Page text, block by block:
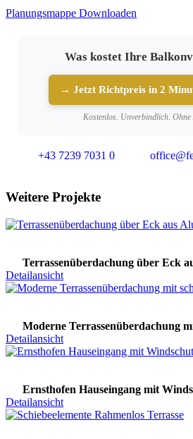
Planungsmappe Downloaden
Was kostet Ihre
→ Jetzt Richtpreis in 2
Kostenlos. Unverbindlich. Ohne
+43 7239 7031 0
Weitere Projekte
Terrassenüberdachung über Eck
Detailansicht
Moderne Terrassenüberdachung
Detailansicht
Ernsthofen Hauseingang mit
Detailansicht